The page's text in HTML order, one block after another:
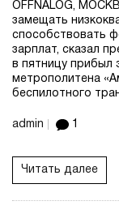
опасный
OFFNALOG,
замещать
способствовать
зарплат, сказал
в пятницу прибыл
метрополитена
беспилотного
admin 1
Читать далее